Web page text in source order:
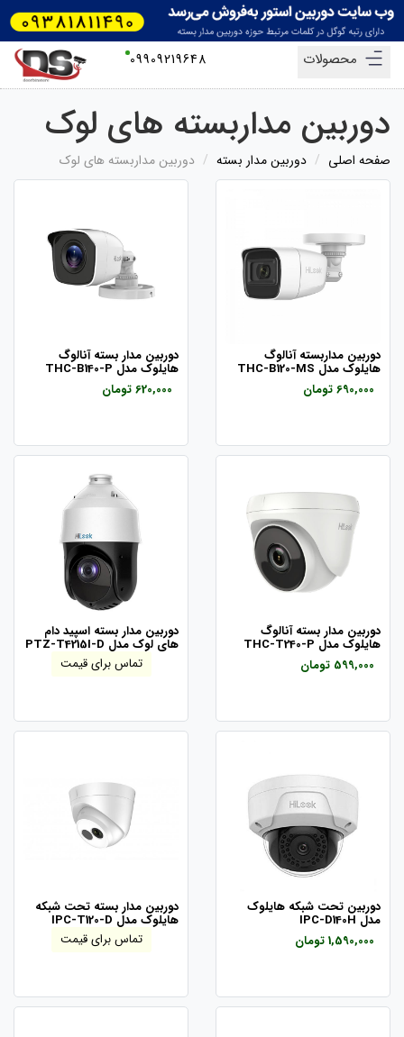
محصولات 09909219648
دوربین مداربسته های لوک
صفحه اصلی دوربین مدار بسته دوربین مداربسته های لوک
دوربین مداربسته آنالوگ
هایلوک مدل THC-B120-MS
690,000 تومان
دوربین مدار بسته آنالوگ
هایلوک مدل THC-B140-P
620,000 تومان
دوربین مدار بسته آنالوگ
هایلوک مدل THC-T240-P
599,000 تومان
دوربین مدار بسته اسپید دام
های لوک مدل PTZ-T4215I-D
تماس برای قیمت
دوربین تحت شبکه هایلوک
مدل IPC-D140H
1,590,000 تومان
دوربین مدار بسته تحت شبکه
هایلوک مدل IPC-T120-D
تماس برای قیمت